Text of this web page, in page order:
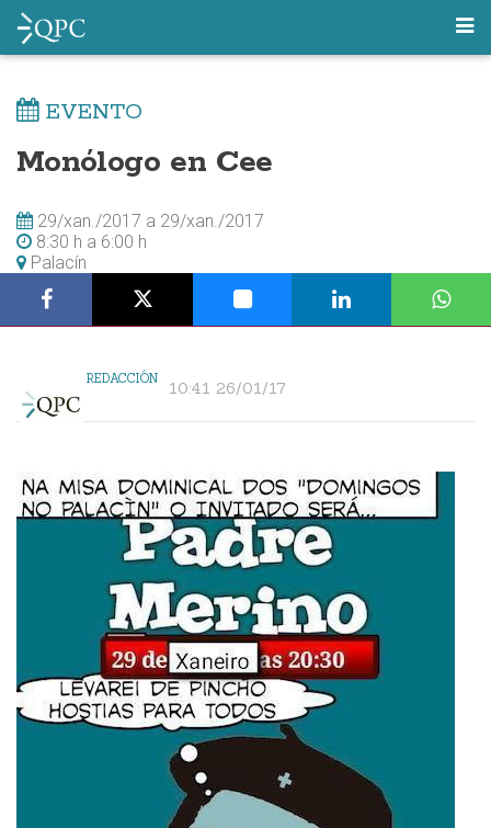
EVENTO
Monólogo en Cee
29/xan./2017 a 29/xan./2017
8:30 h a 6:00 h
Palacín
REDACCIÓN 10:41 26/01/17